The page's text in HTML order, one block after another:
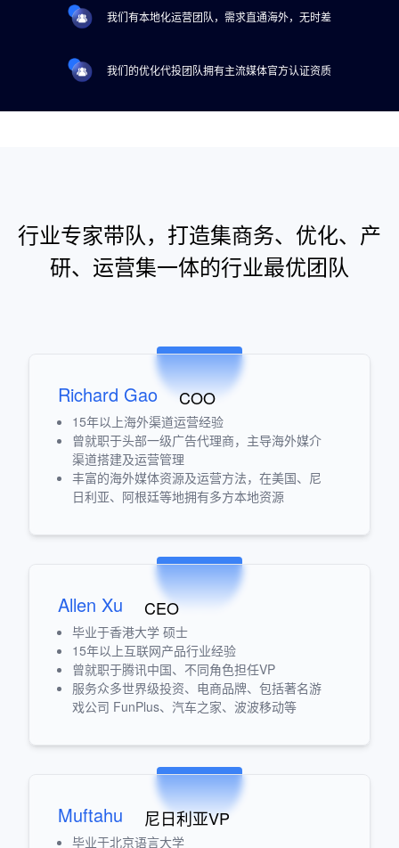
我们有本地化运营团队，需求直通海外，无时差
我们的优化代投团队拥有主流媒体官方认证资质
行业专家带队，打造集商务、优化、产
研、运营集一体的行业最优团队
Muftahu 尼日利亚VP
毕业于北京语言大学
Allen Xu CEO
毕业于香港大学 硕士
15年以上互联网产品行业经验
曾就职于腾讯中国、不同角色担任VP
服务众多世界级投资、电商品牌、包括著名游
戏公司 FunPlus、汽车之家、波波移动等
Richard Gao COO
15年以上海外渠道运营经验
曾就职于头部一级广告代理商，主导海外媒介
渠道搭建及运营管理
丰富的海外媒体资源及运营方法，在美国、尼
日利亚、阿根廷等地拥有多方本地资源